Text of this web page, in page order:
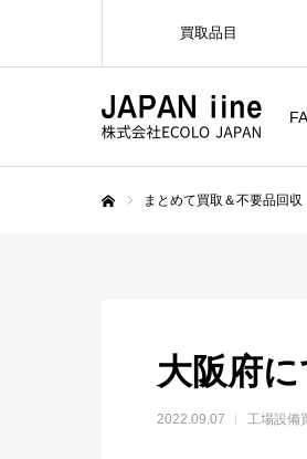
買取品目
まとめて買取＆不要品回収
大阪府
2022.09.07 工場設備